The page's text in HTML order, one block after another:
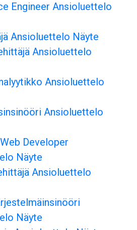
Engineer Ansioluettelo
Ansioluettelo Näyte
Ansioluettelo
Ansioluettelo
Ansioluettelo
Developer
Näyte
Ansioluettelo
Näyte